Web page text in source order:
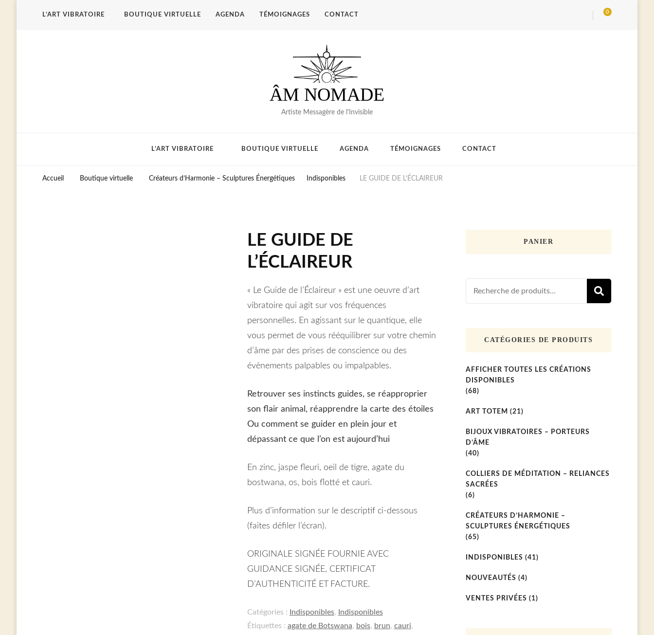
L’ART VIBRATOIRE BOUTIQUE VIRTUELLE AGENDA TÉMOIGNAGES CONTACT 0
ÂM NOMADE
Artiste Messagère de l'Invisible
L’ART VIBRATOIRE BOUTIQUE VIRTUELLE AGENDA TÉMOIGNAGES CONTACT
Accueil Boutique virtuelle Créateurs d’Harmonie – Sculptures Énergétiques Indisponibles LE GUIDE DE L’ÉCLAIREUR
LE GUIDE DE
L’ÉCLAIREUR
« Le Guide de l’Éclaireur » est une oeuvre d’art
vibratoire qui agit sur vos fréquences
personnelles. En agissant sur le quantique, elle
vous permet de vous rééquilibrer sur votre chemin
d’âme par des prises de conscience ou des
évènements palpables ou impalpables.
Retrouver ses instincts guides, se réapproprier
son flair animal, réapprendre la carte des étoiles
Ou comment se guider en plein jour et
dépassant ce que l’on est aujourd’hui
En zinc, jaspe fleuri, oeil de tigre, agate du
bostwana, os, bois flotté et cauri.
Plus d’information sur le descriptif ci-dessous
(faites défiler l’écran).
ORIGINALE SIGNÉE FOURNIE AVEC
GUIDANCE SIGNÉE, CERTIFICAT
D’AUTHENTICITÉ ET FACTURE.
Catégories : Indisponibles,
Indisponibles
Étiquettes : agate de Botswana, bois, brun, cauri,
PANIER
Recherche
pour :
CATÉGORIES DE PRODUITS
AFFICHER TOUTES LES CRÉATIONS
DISPONIBLES
(68)
ART TOTEM (21)
BIJOUX VIBRATOIRES – PORTEURS
D’ÂME
(40)
COLLIERS DE MÉDITATION – RELIANCES
SACRÉES
(6)
CRÉATEURS D’HARMONIE –
SCULPTURES ÉNERGÉTIQUES
(65)
INDISPONIBLES (41)
NOUVEAUTÉS (4)
VENTES PRIVÉES (1)